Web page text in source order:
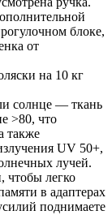
блоке,
от
на 10 кг
солнце — ткань
>80, что
также
UV 50+,
лучей.
чтобы легко
в адаптерах
поднимаете